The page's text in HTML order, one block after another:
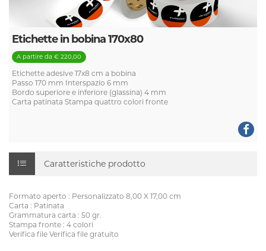
Etichette in bobina 170x80
A partire da € 220,00
Etichette adesive 17x8 cm a bobina
Passo 170 mm Interspazio 6 mm
Bordo superiore e inferiore (glassina) 4 mm
Carta patinata Stampa quattro colori fronte
Caratteristiche prodotto
Formato aperto : Personalizzato 8,00 X 17,00 cm
Carta : Patinata
Grammatura carta : 50 gr.
Stampa fronte : 4 colori
Verifica file Verifica file gratuito